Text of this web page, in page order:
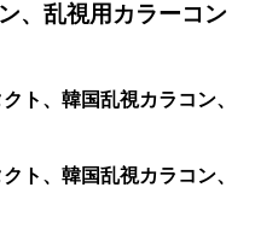
、乱視用カラーコン
ト、韓国乱視カラコン、
ト、韓国乱視カラコン、